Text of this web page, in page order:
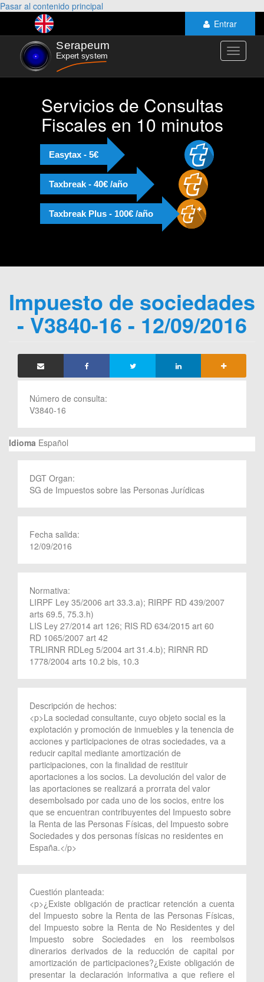
Pasar al contenido principal
Entrar
Toggle
Servicios de Consultas
Fiscales en 10 minutos
Easytax - 5€
Taxbreak - 40€ /año
Taxbreak Plus - 100€ /año
Impuesto de sociedades
- V3840-16 - 12/09/2016
Número de consulta:
V3840-16
Idioma Español
DGT Organ:
SG de Impuestos sobre las Personas Jurídicas
Fecha salida:
12/09/2016
Normativa:
LIRPF Ley 35/2006 art 33.3.a); RIRPF RD 439/2007
arts 69.5, 75.3.h)
LIS Ley 27/2014 art 126; RIS RD 634/2015 art 60
RD 1065/2007 art 42
TRLIRNR RDLeg 5/2004 art 31.4.b); RIRNR RD
1778/2004 arts 10.2 bis, 10.3
Descripción de hechos:
<p>La sociedad consultante, cuyo objeto social es la
explotación y promoción de inmuebles y la tenencia de
acciones y participaciones de otras sociedades, va a
reducir capital mediante amortización de
participaciones, con la finalidad de restituir
aportaciones a los socios. La devolución del valor de
las aportaciones se realizará a prorrata del valor
desembolsado por cada uno de los socios, entre los
que se encuentran contribuyentes del Impuesto sobre
la Renta de las Personas Físicas, del Impuesto sobre
Sociedades y dos personas físicas no residentes en
España.</p>
Cuestión planteada:
<p>¿Existe obligación de practicar retención a cuenta
del Impuesto sobre la Renta de las Personas Físicas,
del Impuesto sobre la Renta de No Residentes y del
Impuesto sobre Sociedades en los reembolsos
dinerarios derivados de la reducción de capital por
amortización de participaciones?¿Existe obligación de
presentar la declaración informativa a que refiere el